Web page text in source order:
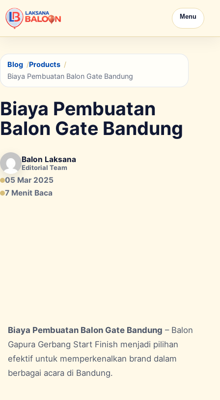
Menu
Blog
Products
Biaya Pembuatan Balon Gate Bandung
Biaya Pembuatan
Balon Gate Bandung
Balon Laksana
Editorial Team
05 Mar 2025
7 Menit Baca
Biaya Pembuatan Balon Gate Bandung – Balon
Gapura Gerbang Start Finish menjadi pilihan
efektif untuk memperkenalkan brand dalam
berbagai acara di Bandung.